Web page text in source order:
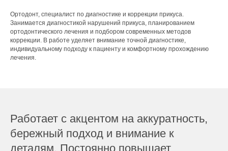
Ортодонт, специалист по диагностике и коррекции прикуса.
Занимается диагностикой нарушений прикуса, планированием
ортодонтического лечения и подбором современных методов
коррекции. В работе уделяет внимание точной диагностике,
индивидуальному подходу к пациенту и комфортному прохождению
лечения.
Работает с акцентом на аккуратность,
бережный подход и внимание к
деталям. Постоянно повышает